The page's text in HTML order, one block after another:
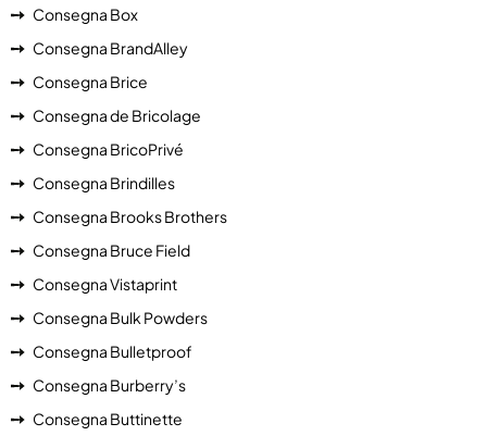
Consegna Box
Consegna BrandAlley
Consegna Brice
Consegna de Bricolage
Consegna BricoPrivé
Consegna Brindilles
Consegna Brooks Brothers
Consegna Bruce Field
Consegna Vistaprint
Consegna Bulk Powders
Consegna Bulletproof
Consegna Burberry’s
Consegna Buttinette